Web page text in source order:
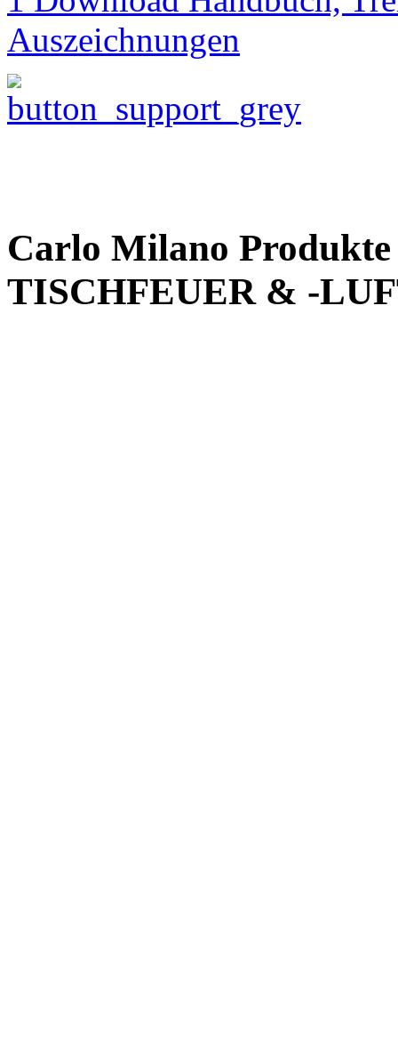
Auszeichnungen
Carlo Milano
TISCHFEUER & -